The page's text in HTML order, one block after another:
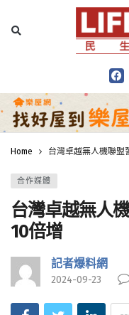
Home 台灣卓越無人機聯盟
合作媒體
台灣卓越無人
10倍增
記者爆料網
2024-09-23